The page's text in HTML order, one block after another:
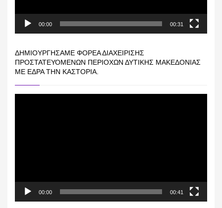
00:00 00:31
ΔΗΜΙΟΥΡΓΉΣΑΜΕ ΦΟΡΈΑ ΔΙΑΧΕΊΡΙΣΗΣ
ΠΡΟΣΤΑΤΕΥΌΜΕΝΩΝ ΠΕΡΙΟΧΏΝ ΔΥΤΙΚΉΣ ΜΑΚΕΔΟΝΊΑΣ
ΜΕ ΈΔΡΑ ΤΗΝ ΚΑΣΤΟΡΙΆ.
00:00 00:41